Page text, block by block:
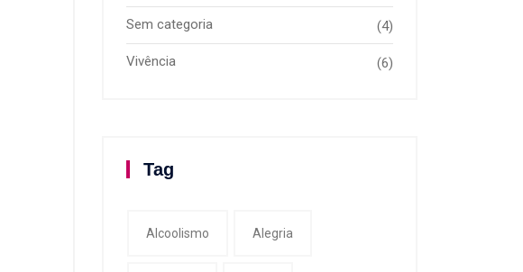
Sem categoria (4)
Vivência (6)
Tag
Alcoolismo Alegria